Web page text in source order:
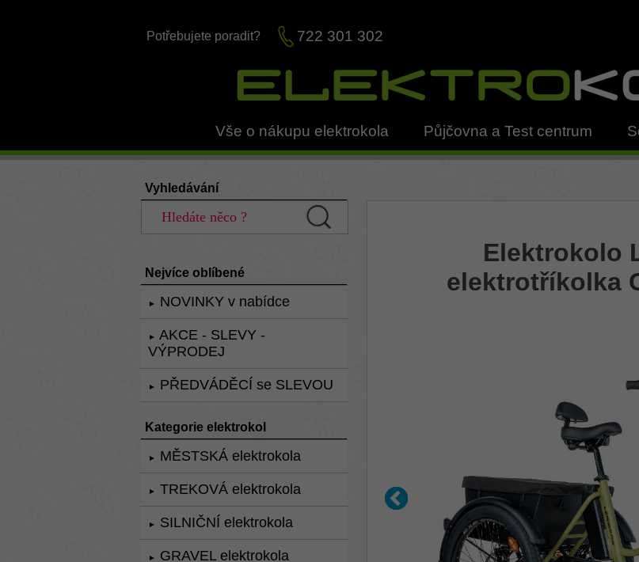
Potřebujete poradit? 722 301 302
Vše o nákupu elektrokola Půjčovna a Test centrum
Vyhledávání
Nejvíce oblíbené
► NOVINKY v nabídce
►
AKCE - SLEVY -
VÝPRODEJ
► PŘEDVÁDĚCÍ se SLEVOU
Kategorie elektrokol
► MĚSTSKÁ elektrokola
► TREKOVÁ elektrokola
► SILNIČNÍ elektrokola
► GRAVEL elektrokola
Elektrokolo
elektrotříkolka